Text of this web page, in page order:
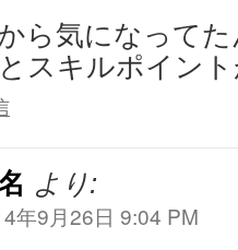
ら気になって
スキルポイン
より:
年9月26日 9:04 PM